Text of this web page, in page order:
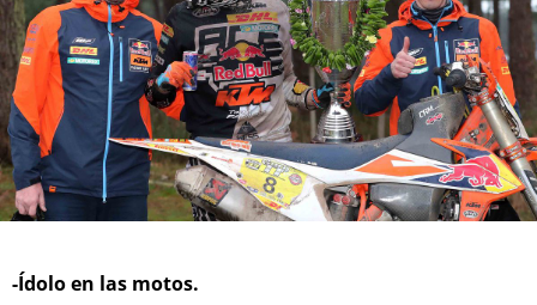
-Ídolo en las motos.